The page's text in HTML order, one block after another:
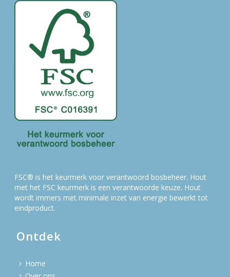
FSC® is het keurmerk voor verantwoord bosbeheer. Hout
met het FSC keurmerk is een verantwoorde keuze. Hout
wordt immers met minimale inzet van energie bewerkt tot
eindproduct.
Ontdek
Home